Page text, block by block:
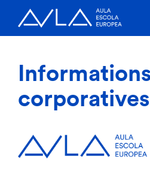
corporatives